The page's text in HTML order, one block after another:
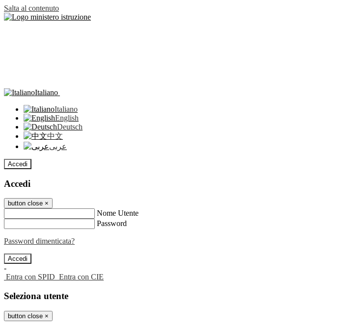
Salta al contenuto
Italiano
Italiano
English
Deutsch
中文
عربى
Accedi
Accedi
button close ×
Nome Utente
Password
Password dimenticata?
-
Entra con SPID Entra con CIE
Seleziona utente
button close ×